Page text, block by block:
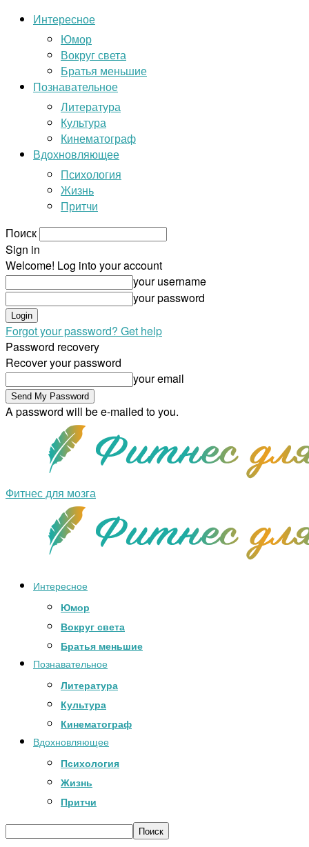
Интересное
Юмор
Вокруг света
Братья меньшие
Познавательное
Литература
Культура
Кинематограф
Вдохновляющее
Психология
Жизнь
Притчи
Поиск
Sign in
Welcome! Log into your account
your username
your password
Forgot your password? Get help
Password recovery
Recover your password
your email
A password will be e-mailed to you.
Фитнес для мозга
Интересное
Юмор
Вокруг света
Братья меньшие
Познавательное
Литература
Культура
Кинематограф
Вдохновляющее
Психология
Жизнь
Притчи